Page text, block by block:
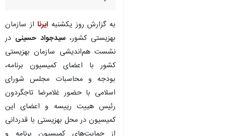
به گزارش روز یکشنبه ایرنااز سازمان
بهزیستی کشور،سیدجواد حسینی در
نشست هم‌اندیشی سازمان بهزیستی
کشور با اعضای کمیسیون برنامه،
بودجه و محاسبات مجلس شورای
اسلامی با حضور غلامرضا تاجگردون
رئیس هییت رییسه و اعضای این
کمیسیون در محل بهزیستی با قدردانی